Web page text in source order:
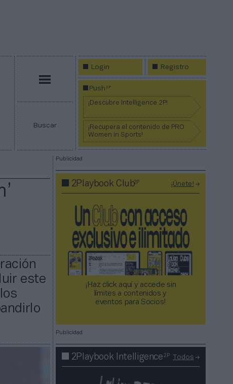
Buscar
Login Registro
Push2P
¡Descubre Intelligence 2P!
¡Recupera el contenido de PRO
Women in Sports!
este
Publicidad
2Playbook Club2P ¡Únete!
¡Haz click aquí y accede sin
límites a contenidos y
eventos para Socios!​​​​​​​
Publicidad
2Playbook Intelligence2P Todos